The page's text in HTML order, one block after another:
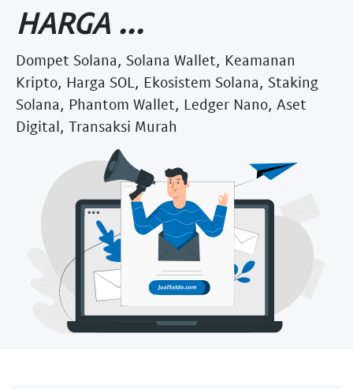
HARGA ...
Dompet Solana, Solana Wallet, Keamanan
Kripto, Harga SOL, Ekosistem Solana, Staking
Solana, Phantom Wallet, Ledger Nano, Aset
Digital, Transaksi Murah